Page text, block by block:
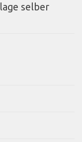
selber